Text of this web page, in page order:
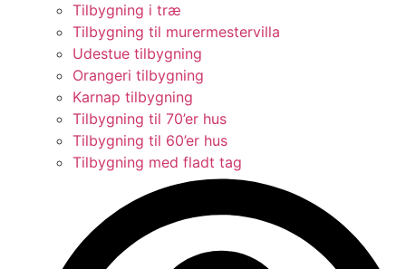
Tilbygning i træ
Tilbygning til murermestervilla
Udestue tilbygning
Orangeri tilbygning
Karnap tilbygning
Tilbygning til 70’er hus
Tilbygning til 60’er hus
Tilbygning med fladt tag